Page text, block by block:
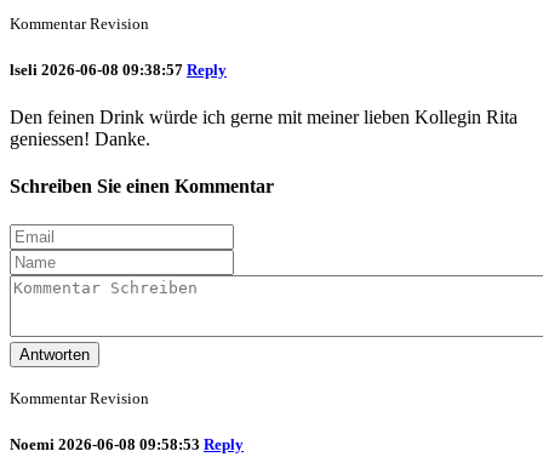
Kommentar Revision
lseli 2026-06-08 09:38:57 Reply
Den feinen Drink würde ich gerne mit meiner lieben Kollegin Rita
geniessen! Danke.
Schreiben Sie einen Kommentar
Antworten
Kommentar Revision
Noemi 2026-06-08 09:58:53 Reply